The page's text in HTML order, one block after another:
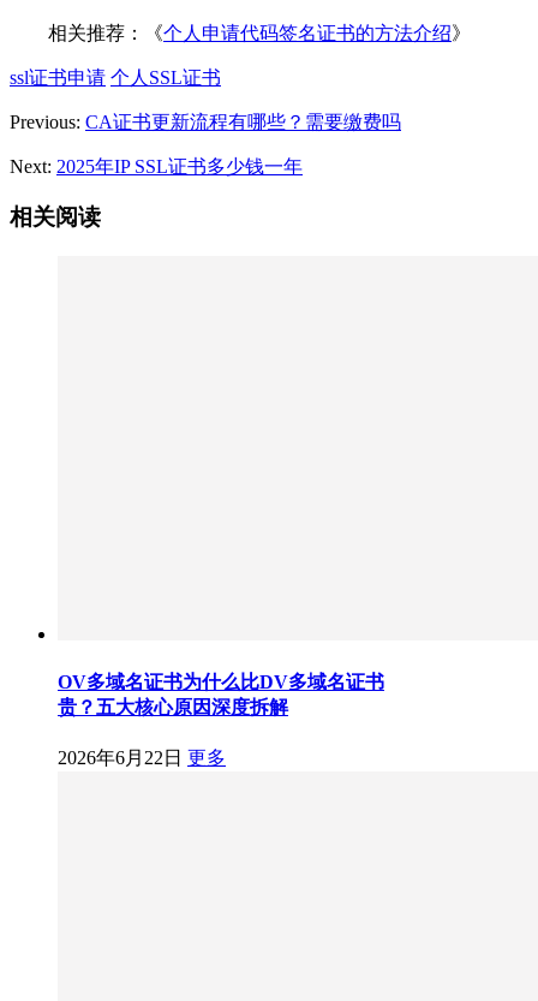
相关推荐：《个人申请代码签名证书的方法介绍》
ssl证书申请 个人SSL证书
Previous: CA证书更新流程有哪些？需要缴费吗
Next: 2025年IP SSL证书多少钱一年
相关阅读
OV多域名证书为什么比DV多域名证书
贵？五大核心原因深度拆解
2026年6月22日 更多